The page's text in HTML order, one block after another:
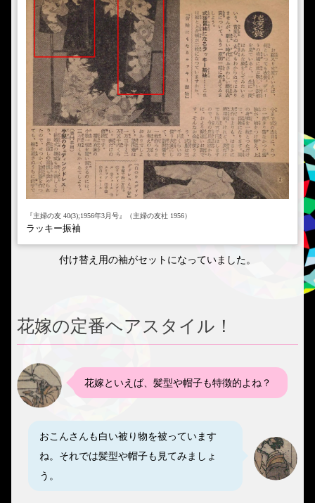
『主婦の友 40(3);1956年3月号』（主婦の友社 1956）
ラッキー振袖
付け替え用の袖がセットになっていました。
花嫁の定番ヘアスタイル！
花嫁といえば、髪型や帽子も特徴的よね？
おこんさんも白い被り物を被っています
ね。それでは髪型や帽子も見てみましょ
う。